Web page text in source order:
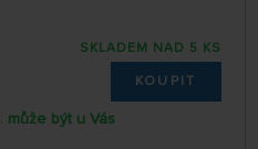
SKLADEM NAD 5 KS
KOUPIT
může být u Vás